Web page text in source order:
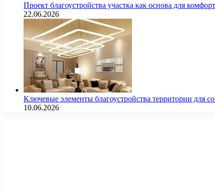
Проект благоустройства участка как основа для
22.06.2026
Ключевые элементы благоустройства территории для
10.06.2026